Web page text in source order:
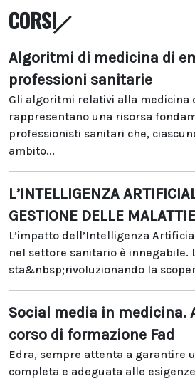
CORSI
Algoritmi di medicina di
professioni sanitarie
Gli algoritmi relativi alla medicina
rappresentano una risorsa
professionisti sanitari che,
ambito...
L’INTELLIGENZA
GESTIONE DELLE
L’impatto dell’Intelligenza
nel settore sanitario è innegabile.
sta&nbsp;rivoluzionando la
Social media in medicina.
corso di formazione Fad
Edra, sempre attenta a garantire
completa e adeguata alle